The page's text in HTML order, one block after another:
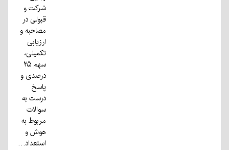
شرکت و
قبولی در
مصاحبه و
ارزیابی
تکمیلی،
سهم ۲۵
درصدی و
پاسخ
درست به
سوالات
مربوط به
هوش و
استعداد…